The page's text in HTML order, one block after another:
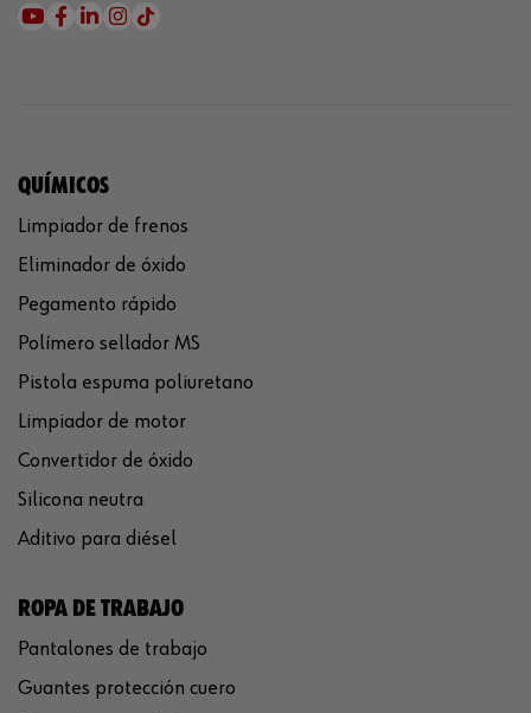
QUÍMICOS
Limpiador de frenos
Eliminador de óxido
Pegamento rápido
Polímero sellador MS
Pistola espuma poliuretano
Limpiador de motor
Convertidor de óxido
Silicona neutra
Aditivo para diésel
ROPA DE TRABAJO
Pantalones de trabajo
Guantes protección cuero